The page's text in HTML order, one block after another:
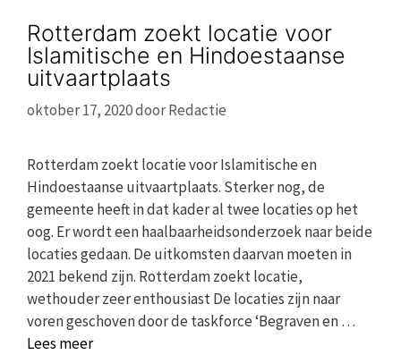
Rotterdam zoekt locatie voor
Islamitische en Hindoestaanse
uitvaartplaats
oktober 17, 2020doorRedactie
Rotterdam zoekt locatie voor Islamitische en
Hindoestaanse uitvaartplaats. Sterker nog, de
gemeente heeft in dat kader al twee locaties op het
oog. Er wordt een haalbaarheidsonderzoek naar beide
locaties gedaan. De uitkomsten daarvan moeten in
2021 bekend zijn. Rotterdam zoekt locatie,
wethouder zeer enthousiast De locaties zijn naar
voren geschoven door de taskforce ‘Begraven en …
Lees meer